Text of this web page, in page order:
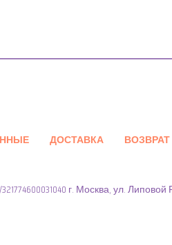
ДОСТАВКА ВОЗВРАТ
г. Москва, ул. Липовой